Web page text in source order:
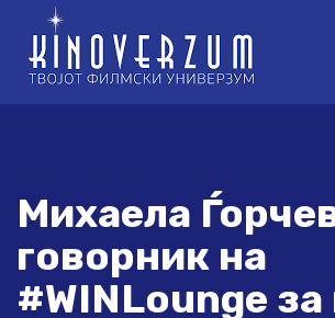
Михаела
говорник на
#WINLounge